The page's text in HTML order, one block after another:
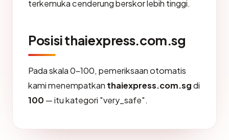
terkemuka cenderung berskor lebih tinggi.
Posisi thaiexpress.com.sg
Pada skala 0-100, pemeriksaan otomatis
kami menempatkan thaiexpress.com.sgdi
100 — itu kategori "very_safe".